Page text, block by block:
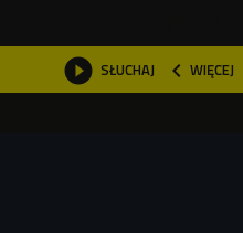
 SŁUCHAJ  WIĘCEJ
